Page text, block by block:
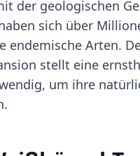
der geologischen
sich über
endemische Arten.
stellt eine
um ihre